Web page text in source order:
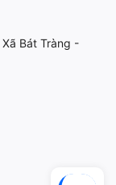
Bát Tràng -